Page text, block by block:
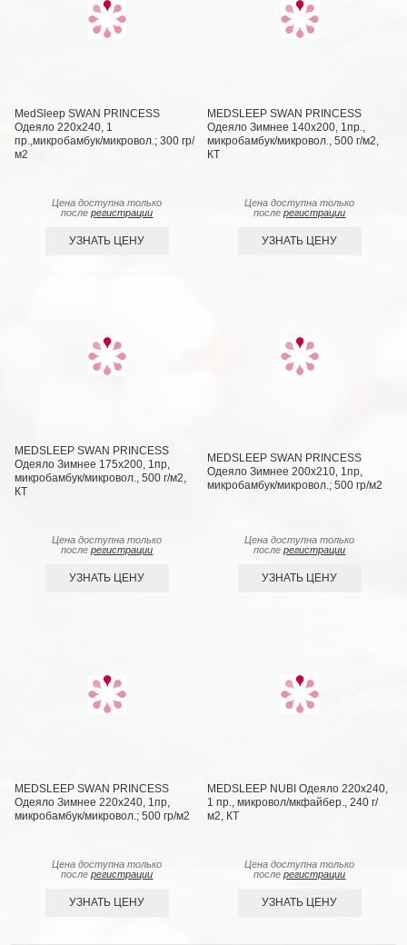
MedSleep SWAN PRINCESS
Одеяло 220х240, 1
пр.,микробамбук/микровол.; 300 гр/
м2
Цена доступна только
послерегистрации
УЗНАТЬ ЦЕНУ
MEDSLEEP SWAN PRINCESS
Одеяло Зимнее 140х200, 1пр.,
микробамбук/микровол., 500 г/м2,
КТ
Цена доступна только
послерегистрации
УЗНАТЬ ЦЕНУ
MEDSLEEP SWAN PRINCESS
Одеяло Зимнее 175х200, 1пр,
микробамбук/микровол., 500 г/м2,
КТ
Цена доступна только
послерегистрации
УЗНАТЬ ЦЕНУ
MEDSLEEP SWAN PRINCESS
Одеяло Зимнее 200х210, 1пр,
микробамбук/микровол.; 500 гр/м2
Цена доступна только
послерегистрации
УЗНАТЬ ЦЕНУ
MEDSLEEP SWAN PRINCESS
Одеяло Зимнее 220х240, 1пр,
микробамбук/микровол.; 500 гр/м2
Цена доступна только
послерегистрации
УЗНАТЬ ЦЕНУ
MEDSLEEP NUBI Одеяло 220х240,
1 пр., микровол/мкфайбер., 240 г/
м2, КТ
Цена доступна только
послерегистрации
УЗНАТЬ ЦЕНУ